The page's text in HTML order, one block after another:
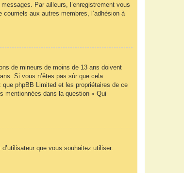
Par ailleurs, l’enregistrement vous
aux autres membres, l’adhésion à
de mineurs de moins de 13 ans doivent
Si vous n’êtes pas sûr que cela
phpBB Limited et les propriétaires de ce
mentionnées dans la question « Qui
que vous souhaitez utiliser.